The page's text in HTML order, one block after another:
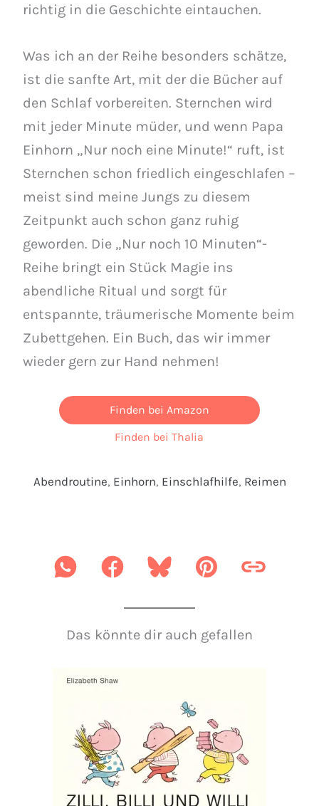
richtig in die Geschichte eintauchen.
Was ich an der Reihe besonders schätze,
ist die sanfte Art, mit der die Bücher auf
den Schlaf vorbereiten. Sternchen wird
mit jeder Minute müder, und wenn Papa
Einhorn „Nur noch eine Minute!“ ruft, ist
Sternchen schon friedlich eingeschlafen –
meist sind meine Jungs zu diesem
Zeitpunkt auch schon ganz ruhig
geworden. Die „Nur noch 10 Minuten“-
Reihe bringt ein Stück Magie ins
abendliche Ritual und sorgt für
entspannte, träumerische Momente beim
Zubettgehen. Ein Buch, das wir immer
wieder gern zur Hand nehmen!
Finden bei Amazon
Finden bei Thalia
Abendroutine, Einhorn, Einschlafhilfe, Reimen
Das könnte dir auch gefallen